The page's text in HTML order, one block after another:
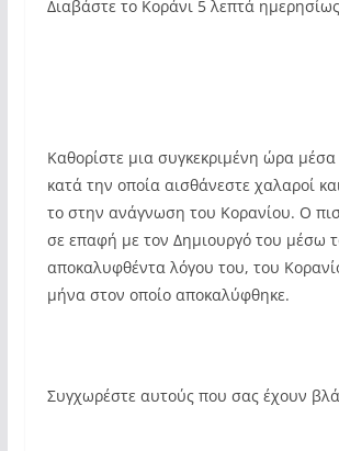
Διαβάστε το Κοράνι 5 λεπτά ημερησίως
Καθορίστε μια συγκεκριμένη ώρα
κατά την οποία αισθάνεστε χαλαροί
το στην ανάγνωση του Κορανίου. Ο
σε επαφή με τον Δημιουργό του μέσω
αποκαλυφθέντα λόγου του, του
μήνα στον οποίο αποκαλύφθηκε.
Συγχωρέστε αυτούς που σας έχουν